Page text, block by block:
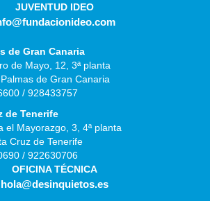
JUVENTUD IDEO
de Gran Canaria
de Mayo, 12, 3ª planta
de Gran Canaria
/ 928433757
de Tenerife
el Mayorazgo, 3, 4ª planta
Cruz de Tenerife
/ 922630706
OFICINA TÉCNICA
hola@desinquietos.es